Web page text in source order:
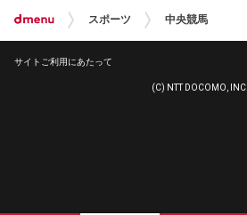
スポーツ 中央競馬
サイトご利用にあたって
(C) NTT DOCOMO, INC.